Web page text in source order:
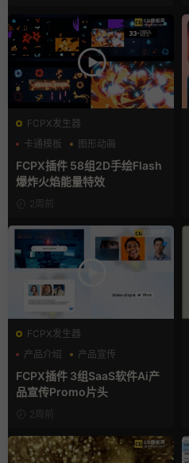
FCPX发生器
卡通模板
图形动画
手绘风
FCPX插件 58组2D手绘Flash
爆炸火焰能量特效
2周前
FCPX发生器
产品介绍
产品宣传
产品展示
FCPX插件 3组SaaS软件Ai产
品宣传Promo片头
2周前